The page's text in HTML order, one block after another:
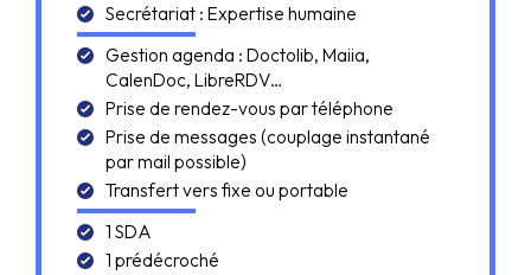
Secrétariat : Expertise humaine
Gestion agenda : Doctolib, Maiia,
CalenDoc, LibreRDV…
Prise de rendez-vous par téléphone
Prise de messages (couplage instantané
par mail possible)
Transfert vers fixe ou portable
1 SDA
1 prédécroché